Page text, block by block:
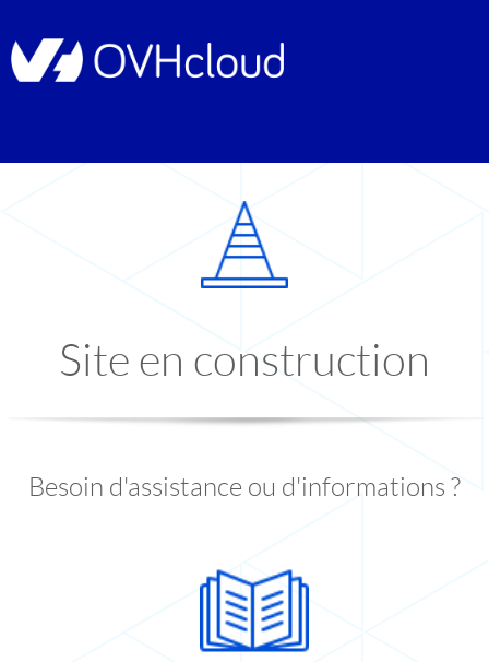
Site en construction
Besoin d'assistance ou d'informations ?